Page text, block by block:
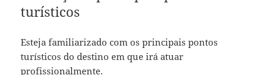
turísticos
Esteja familiarizado com os principais pontos
turísticos do destino em que irá atuar
profissionalmente.